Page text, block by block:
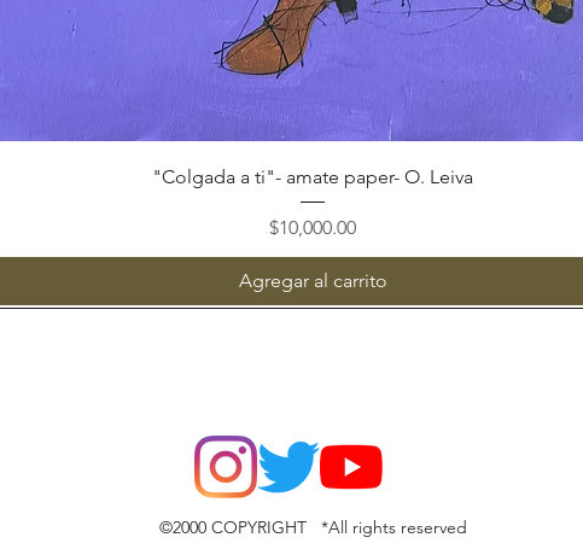
Vista rápida
"Colgada a ti"- amate paper- O. Leiva
Precio
$10,000.00
Agregar al carrito
©2000 COPYRIGHT *All rights reserved